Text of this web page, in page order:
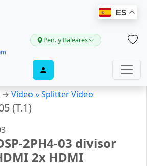
ES
Pen. y Baleares
→ Vídeo »Splitter Vídeo
(T.1)
2PH4-03 divisor
2x HDMI